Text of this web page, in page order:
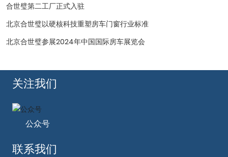
合世璧第二工厂正式入驻
北京合世璧以硬核科技重塑房车门窗行业标准
北京合世璧参展2024年中国国际房车展览会
联系我们
关注我们
公众号